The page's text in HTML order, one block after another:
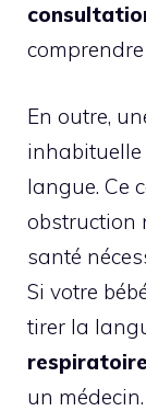
En outre,
inhabituelle
langue. Ce
obstruction
santé
Si votre
tirer la
respiratoire
un médecin.